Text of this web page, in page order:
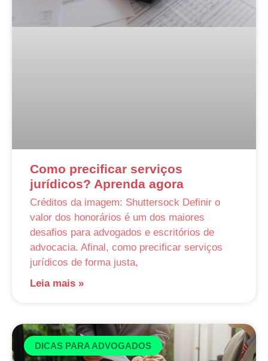
Como precificar serviços
jurídicos? Aprenda agora
Créditos da imagem: Shuttersock Definir o
valor dos honorários é um dos maiores
desafios para advogados e escritórios de
advocacia. Afinal, como precificar serviços
jurídicos de forma justa,
Leia mais »
DICAS PARA ADVOGADOS